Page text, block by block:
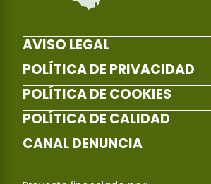
AVISO LEGAL
POLÍTICA DE PRIVACIDAD
POLÍTICA DE COOKIES
POLÍTICA DE CALIDAD
CANAL DENUNCIA